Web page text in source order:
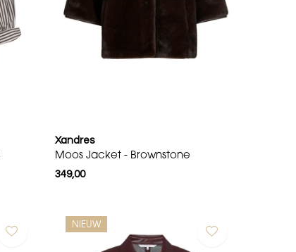
Xandres
Moos Jacket - Brownstone
349,00
NIEUW